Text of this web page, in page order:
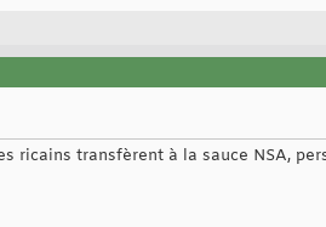
ricains transfèrent à la sauce NSA,